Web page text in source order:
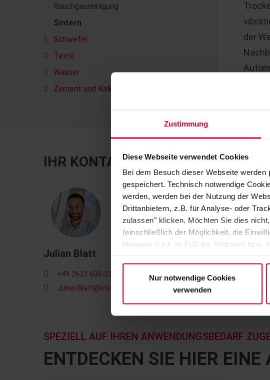
Zustimmung
Diese Webseite verwendet Cookies
Bei dem Besuch dieser Webseite
gespeichert. Technisch notwendige
werden, werden bei der Nutzung der
Drittanbietern, z.B. für Analyse- oder
zulassen" klicken. Möchten Sie dies
(einschließlich der Möglichkeit, die
Hinweis (Link im Fuß der Website) bzw.
Nur notwendige Cookies
verwenden
Rauchgasreinigung
Sintern
Schwefel
Textil
Wasser
Zement und Kalk
IHR KONTAKT
Julian Blatt
+49 2623 600-239
Julian.Blatt@steuler.de
der
ENTDECKEN SIE HIER
SPEZIELL AUF IHREN ANWENDUNGSBEDARF